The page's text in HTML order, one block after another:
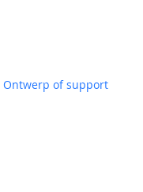
Ontwerp of support